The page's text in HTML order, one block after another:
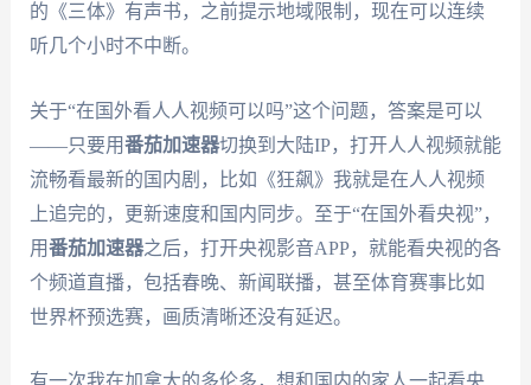
的《三体》有声书，之前提示地域限制，现在可以连续
听几个小时不中断。
关于“在国外看人人视频可以吗”这个问题，答案是可以
——只要用番茄加速器切换到大陆IP，打开人人视频就能
流畅看最新的国内剧，比如《狂飙》我就是在人人视频
上追完的，更新速度和国内同步。至于“在国外看央视”，
用番茄加速器之后，打开央视影音APP，就能看央视的各
个频道直播，包括春晚、新闻联播，甚至体育赛事比如
世界杯预选赛，画质清晰还没有延迟。